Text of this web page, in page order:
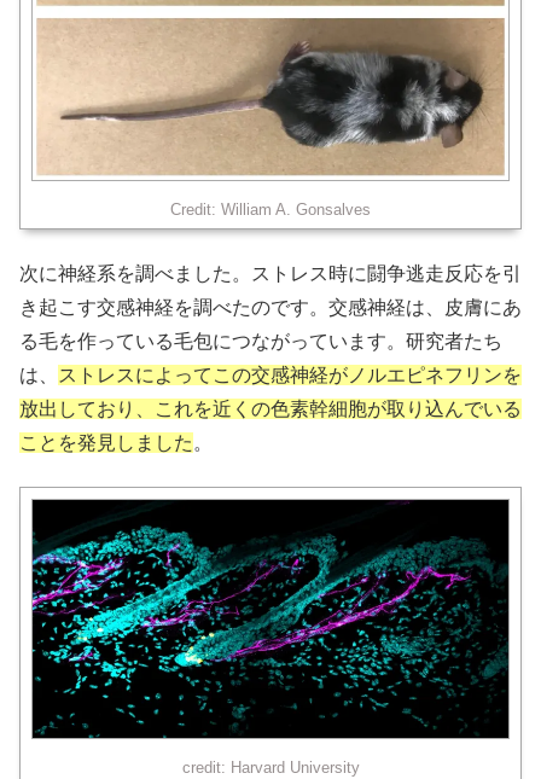
Credit: William A. Gonsalves
次に神経系を調べました。ストレス時に闘争逃走反応を引
き起こす交感神経を調べたのです。交感神経は、皮膚にあ
る毛を作っている毛包につながっています。研究者たち
は、
ストレスによってこの交感神経がノルエピネフリンを
放出しており、これを近くの色素幹細胞が取り込んでいる
ことを発見しました 。
credit: Harvard University